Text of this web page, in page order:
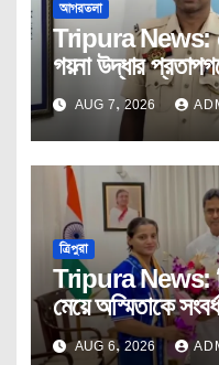
আগরতলা
Tripura News:
গয়না উদ্ধার
AUG 7, 2026
ত্রিপুরা
Tripura News:
মেয়ে অস্মিতাকে
AUG 6, 2026